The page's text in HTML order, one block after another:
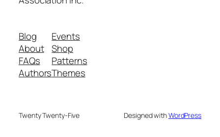
Blog
About
FAQs
Authors
Events
Shop
Patterns
Themes
Twenty Twenty-Five Designed withWordPress